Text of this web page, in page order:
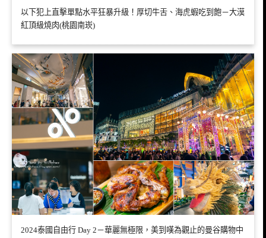
以下犯上直擊單點水平狂暴升級！厚切牛舌、海虎蝦吃到飽－大漠
紅頂級燒肉(桃園南崁)
2024泰國自由行 Day 2－華麗無極限，美到嘆為觀止的曼谷購物中